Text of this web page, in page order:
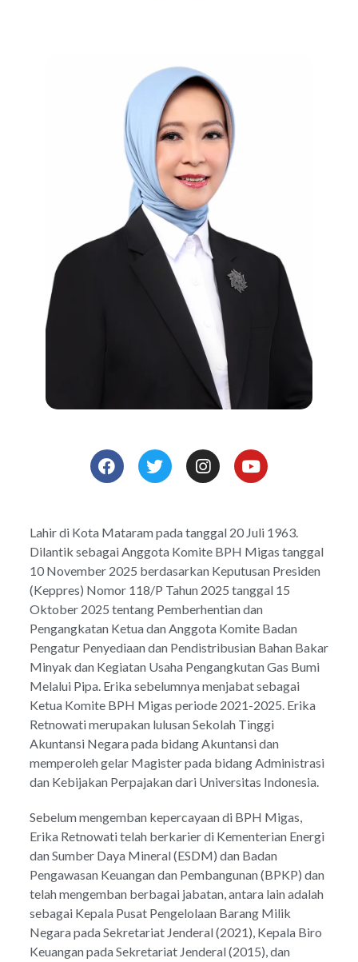
Lahir di Kota Mataram pada tanggal 20 Juli 1963.
Dilantik sebagai Anggota Komite BPH Migas tanggal
10 November 2025 berdasarkan Keputusan Presiden
(Keppres) Nomor 118/P Tahun 2025 tanggal 15
Oktober 2025 tentang Pemberhentian dan
Pengangkatan Ketua dan Anggota Komite Badan
Pengatur Penyediaan dan Pendistribusian Bahan Bakar
Minyak dan Kegiatan Usaha Pengangkutan Gas Bumi
Melalui Pipa. Erika sebelumnya menjabat sebagai
Ketua Komite BPH Migas periode 2021-2025. Erika
Retnowati merupakan lulusan Sekolah Tinggi
Akuntansi Negara pada bidang Akuntansi dan
memperoleh gelar Magister pada bidang Administrasi
dan Kebijakan Perpajakan dari Universitas Indonesia.
Sebelum mengemban kepercayaan di BPH Migas,
Erika Retnowati telah berkarier di Kementerian Energi
dan Sumber Daya Mineral (ESDM) dan Badan
Pengawasan Keuangan dan Pembangunan (BPKP) dan
telah mengemban berbagai jabatan, antara lain adalah
sebagai Kepala Pusat Pengelolaan Barang Milik
Negara pada Sekretariat Jenderal (2021), Kepala Biro
Keuangan pada Sekretariat Jenderal (2015), dan